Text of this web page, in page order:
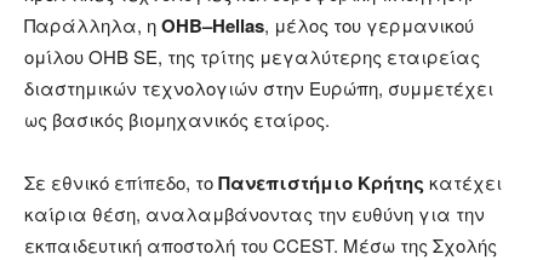
Παράλληλα, ηOHB–Hellas, μέλος του γερμανικού
ομίλου OHB SE, της τρίτης μεγαλύτερης εταιρείας
διαστημικών τεχνολογιών στην Ευρώπη, συμμετέχει
ως βασικός βιομηχανικός εταίρος.
Σε εθνικό επίπεδο, τοΠανεπιστήμιο Κρήτης κατέχει
καίρια θέση, αναλαμβάνοντας την ευθύνη για την
εκπαιδευτική αποστολή του CCEST. Μέσω της Σχολής